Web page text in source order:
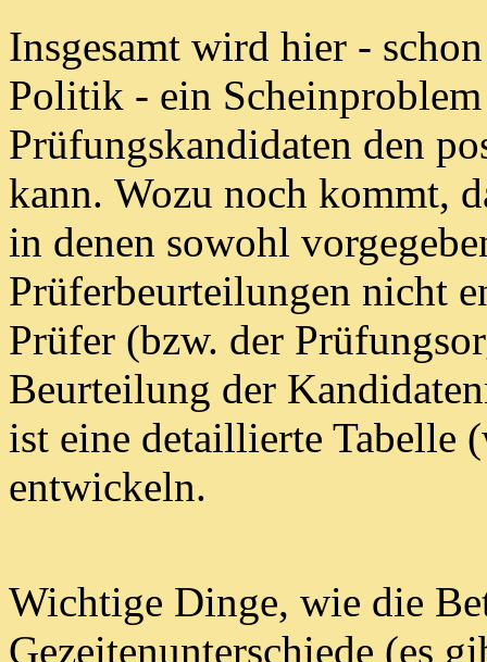
Insgesamt wird hier -
Politik - ein Scheinproblem
Prüfungskandidaten den
kann. Wozu noch kommt,
in denen sowohl vorgegebe
Prüferbeurteilungen nicht
Prüfer (bzw. der
Beurteilung der
ist eine detaillierte Tabelle
entwickeln.
Wichtige Dinge, wie die
Gezeitenunterschiede (es